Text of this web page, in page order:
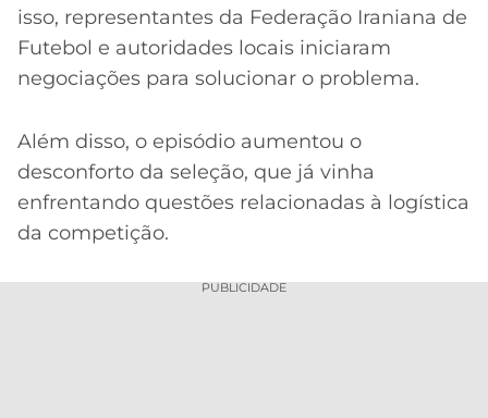
isso, representantes da Federação Iraniana de
Futebol e autoridades locais iniciaram
negociações para solucionar o problema.
Além disso, o episódio aumentou o
desconforto da seleção, que já vinha
enfrentando questões relacionadas à logística
da competição.
PUBLICIDADE